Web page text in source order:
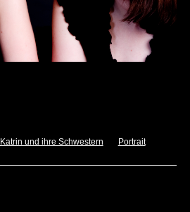
Katrin und ihre Schwestern Portrait